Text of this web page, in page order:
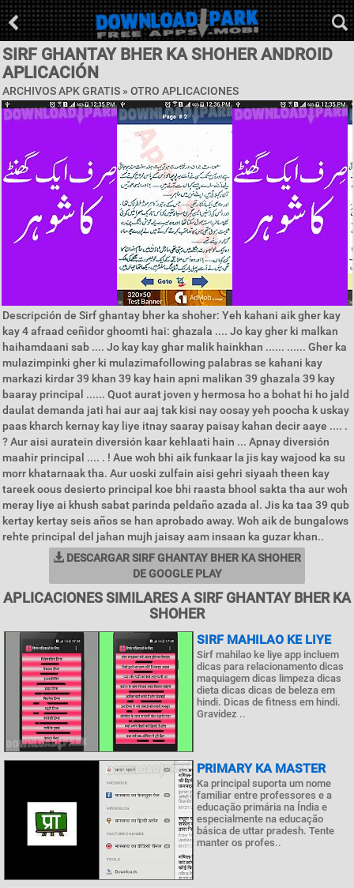
SIRF GHANTAY BHER KA SHOHER ANDROID
APLICACIÓN
ARCHIVOS APK GRATIS » OTRO APLICACIONES
Descripción de Sirf ghantay bher ka shoher: Yeh kahani aik gher kay
kay 4 afraad ceñidor ghoomti hai: ghazala .... Jo kay gher ki malkan
haihamdaani sab .... Jo kay kay ghar malik hainkhan ...... ...... Gher ka
mulazimpinki gher ki mulazimafollowing palabras se kahani kay
markazi kirdar 39 khan 39 kay hain apni malikan 39 ghazala 39 kay
baaray principal ...... Quot aurat joven y hermosa ho a bohat hi ho jald
daulat demanda jati hai aur aaj tak kisi nay oosay yeh poocha k uskay
paas kharch kernay kay liye itnay saaray paisay kahan decir aaye .... .
? Aur aisi auratein diversión kaar kehlaati hain ... Apnay diversión
maahir principal .... . ! Aue woh bhi aik funkaar la jis kay wajood ka su
morr khatarnaak tha. Aur uoski zulfain aisi gehri siyaah theen kay
tareek oous desierto principal koe bhi raasta bhool sakta tha aur woh
meray liye ai khush sabat parinda peldaño azada al. Jis ka taa 39 qub
kertay kertay seis años se han aprobado away. Woh aik de bungalows
rehte principal del jahan mujh jaisay aam insaan ka guzar khan..
DESCARGAR SIRF GHANTAY BHER KA SHOHER
DE GOOGLE PLAY
APLICACIONES SIMILARES A SIRF GHANTAY BHER KA
SHOHER
SIRF MAHILAO KE LIYE
Sirf mahilao ke liye app incluem
dicas para relacionamento dicas
maquiagem dicas limpeza dicas
dieta dicas dicas de beleza em
hindi. Dicas de fitness em hindi.
Gravidez ..
PRIMARY KA MASTER
Ka principal suporta um nome
familiar entre professores e a
educação primária na Índia e
especialmente na educação
básica de uttar pradesh. Tente
manter os profes..